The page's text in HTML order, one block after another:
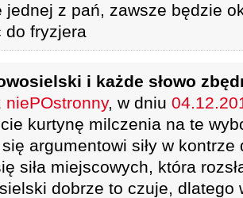
jednej z pań, zawsze będzie
do fryzjera
i każde słowo
niePOstronny, w dniu
kurtynę milczenia na te
argumentowi siły w kontrze
siła miejscowych, która
dobrze to czuje, dlatego